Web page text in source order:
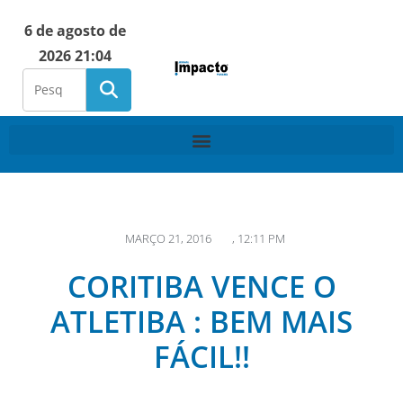
6 de agosto de
2026 21:04
MARÇO 21, 2016 , 12:11 PM
CORITIBA VENCE O
ATLETIBA : BEM MAIS
FÁCIL!!